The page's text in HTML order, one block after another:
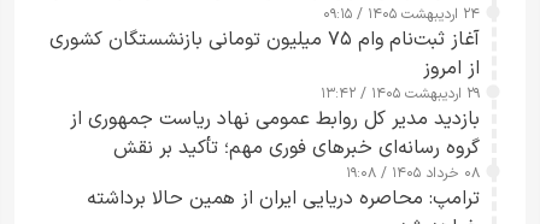
کامل مردم تا ۲۴ ساعت آینده
۲۴ اردیبهشت ۱۴۰۵ / ۰۹:۱۵
آغاز ثبت‌نام وام ۷۵ میلیون تومانی بازنشستگان کشوری
از امروز
۲۹ اردیبهشت ۱۴۰۵ / ۱۳:۴۲
بازدید مدیر کل روابط عمومی نهاد ریاست جمهوری از
گروه رسانه‌ای خبرهای فوری مهم؛ تأکید بر نقش
رسانه‌های هوشمند و مسئول در ارتقای آگاهی عمومی
۰۸ خرداد ۱۴۰۵ / ۱۹:۰۸
ترامپ: محاصره دریایی ایران از همین حالا برداشته